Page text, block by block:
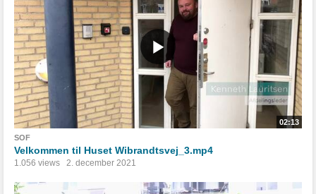
02:13
SOF
Velkommen til Huset Wibrandtsvej_3.mp4
1.056 views 2. december 2021